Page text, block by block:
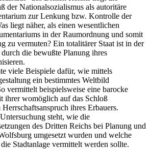
der Nationalsozialismus als autoritäre
zur Lenkung bzw. Kontrolle der
liegt näher, als einen wesentlichen
in der Raumordnung und somit
zu vermuten? Ein totalitärer Staat ist in der
die bewußte Planung ihres
viele Beispiele dafür, wie mittels
ein bestimmtes Weltbild
vermittelt beispielsweise eine barocke
ihrer womöglich auf das Schloß
ihres Erbauers.
steht, wie die
des Dritten Reichs bei Planung und
umgesetzt wurden und welche
Stadtanlage vermittelt werden sollte.